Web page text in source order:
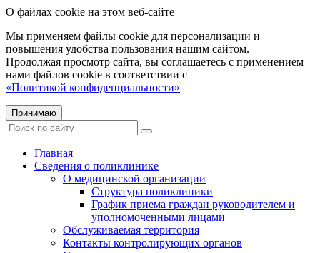
О файлах cookie на этом веб-сайте
Мы применяем файлы cookie для персонализации и
повышения удобства пользования нашим сайтом.
Продолжая просмотр сайта, вы соглашаетесь с применением
нами файлов cookie в соответствии с
«Политикой конфиденциальности»
Принимаю
Главная
Сведения о поликлинике
О медицинской организации
Структура поликлиники
График приема граждан руководителем и
уполномоченными лицами
Обслуживаемая территория
Контакты контролирующих органов